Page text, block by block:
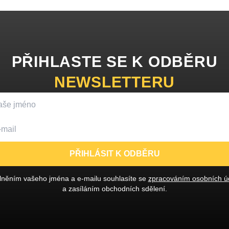
PŘIHLASTE SE K ODBĚRU
NEWSLETTERU
PŘIHLÁSIT K ODBĚRU
vašeho jména a e-mailu souhlasíte se zpracováním osobních
a zasíláním obchodních sdělení.